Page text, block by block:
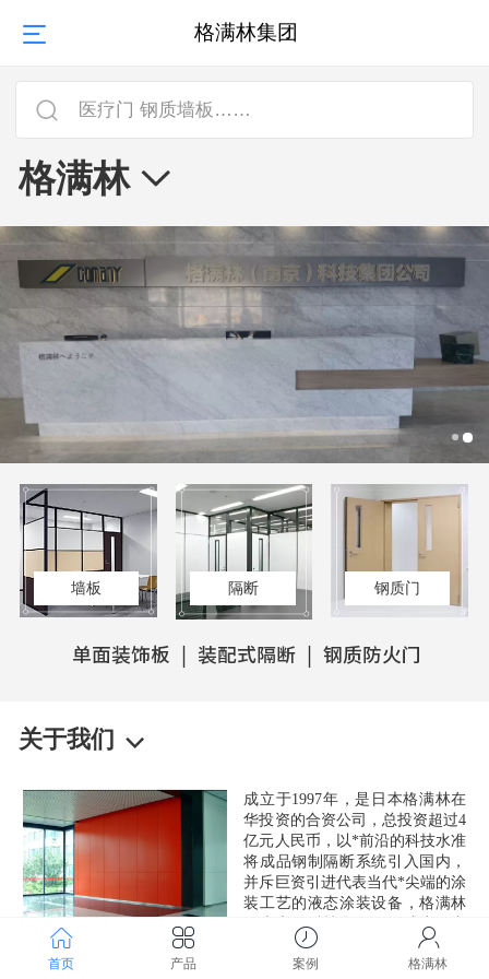
格满林集团
医疗门 钢质墙板……
格满林
墙板 隔断 钢质门
单面装饰板 | 装配式隔断 | 钢质防火门
关于我们
成立于1997年，是日本格满林在
华投资的合资公司，总投资超过4
亿元人民币，以*前沿的科技水准
将成品钢制隔断系统引入国内，
并斥巨资引进代表当代*尖端的涂
装工艺的液态涂装设备，格满林
（南京）科技集团现已成为国内
规模**、技术水平**的建筑内隔
断生产企业。
首页 产品 案例 格满林